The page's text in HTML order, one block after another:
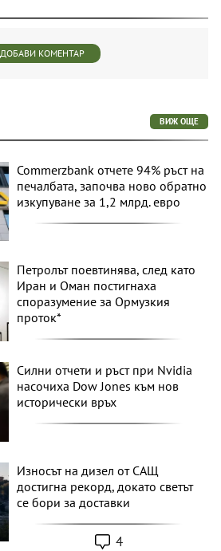
ДОБАВИ КОМЕНТАР
ВИЖ ОЩЕ
Commerzbank отчете 94% ръст на
печалбата, започва ново обратно
изкупуване за 1,2 млрд. евро
Петролът поевтинява, след като
Иран и Оман постигнаха
споразумение за Ормузкия
проток*
Силни отчети и ръст при Nvidia
насочиха Dow Jones към нов
исторически връх
Износът на дизел от САЩ
достигна рекорд, докато светът
се бори за доставки
4